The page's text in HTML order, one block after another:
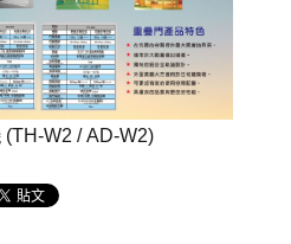
(TH-W2 / AD-W2)